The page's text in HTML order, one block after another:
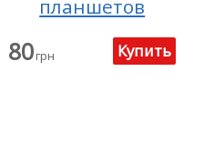
планшетов
80грн